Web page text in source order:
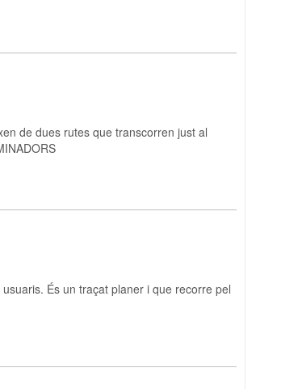
de dues rutes que transcorren just al
És un traçat planer i que recorre pel